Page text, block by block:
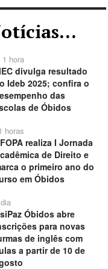
1 hora
divulga resultado
Ideb 2025; confira o
das
de Óbidos
horas
realiza I Jornada
de Direito e
o primeiro ano do
em Óbidos
Óbidos abre
para novas
de inglês com
a partir de 10 de